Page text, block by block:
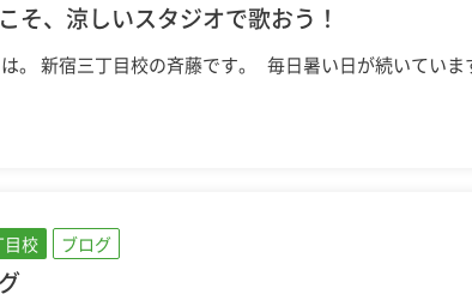
そ、涼しいスタジオで歌おう！
。 新宿三丁目校の斉藤です。 毎日暑い日が続いてい
目校 ブログ